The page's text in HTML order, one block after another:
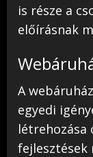
is része a
előírásnak
A
egyedi
létrehozása
fejlesztések